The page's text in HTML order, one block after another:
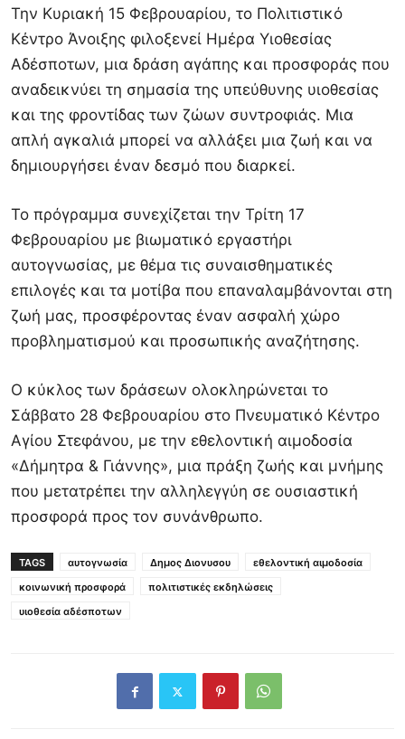
Την Κυριακή 15 Φεβρουαρίου, το Πολιτιστικό
Κέντρο Άνοιξης φιλοξενεί Ημέρα Υιοθεσίας
Αδέσποτων, μια δράση αγάπης και προσφοράς που
αναδεικνύει τη σημασία της υπεύθυνης υιοθεσίας
και της φροντίδας των ζώων συντροφιάς. Μια
απλή αγκαλιά μπορεί να αλλάξει μια ζωή και να
δημιουργήσει έναν δεσμό που διαρκεί.
Το πρόγραμμα συνεχίζεται την Τρίτη 17
Φεβρουαρίου με βιωματικό εργαστήρι
αυτογνωσίας, με θέμα τις συναισθηματικές
επιλογές και τα μοτίβα που επαναλαμβάνονται στη
ζωή μας, προσφέροντας έναν ασφαλή χώρο
προβληματισμού και προσωπικής αναζήτησης.
Ο κύκλος των δράσεων ολοκληρώνεται το
Σάββατο 28 Φεβρουαρίου στο Πνευματικό Κέντρο
Αγίου Στεφάνου, με την εθελοντική αιμοδοσία
«Δήμητρα & Γιάννης», μια πράξη ζωής και μνήμης
που μετατρέπει την αλληλεγγύη σε ουσιαστική
προσφορά προς τον συνάνθρωπο.
TAGS αυτογνωσία Δημος Διονυσου
εθελοντική αιμοδοσία
κοινωνική προσφορά
πολιτιστικές εκδηλώσεις
υιοθεσία αδέσποτων